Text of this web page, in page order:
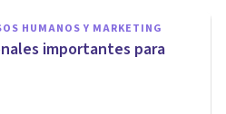
HUMANOS Y MARKETING
importantes para